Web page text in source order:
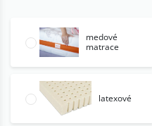
medové
matrace
latexové